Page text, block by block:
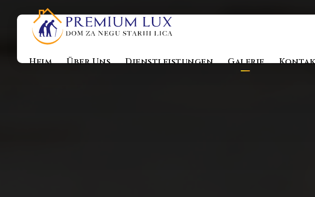
Heim Über Uns Dienstleistungen Galerie